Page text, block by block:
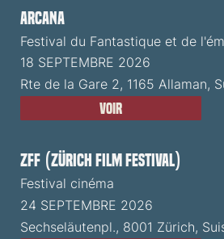
ARCANA
Festival du Fantastique et de
18 SEPTEMBRE 2026
Rte de la Gare 2, 1165 Allaman,
Voir
ZFF (Zürich Film Festival)
Festival cinéma
24 SEPTEMBRE 2026
Sechseläutenpl., 8001 Zürich,